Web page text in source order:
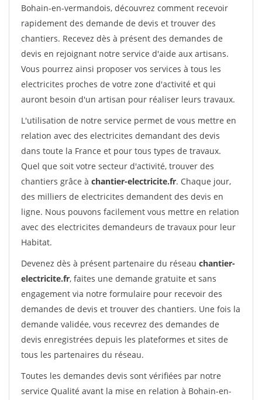
Bohain-en-vermandois, découvrez comment recevoir
rapidement des demande de devis et trouver des
chantiers. Recevez dès à présent des demandes de
devis en rejoignant notre service d'aide aux artisans.
Vous pourrez ainsi proposer vos services à tous les
electricites proches de votre zone d'activité et qui
auront besoin d'un artisan pour réaliser leurs travaux.
L'utilisation de notre service permet de vous mettre en
relation avec des electricites demandant des devis
dans toute la France et pour tous types de travaux.
Quel que soit votre secteur d'activité, trouver des
chantiers grâce à chantier-electricite.fr. Chaque jour,
des milliers de electricites demandent des devis en
ligne. Nous pouvons facilement vous mettre en relation
avec des electricites demandeurs de travaux pour leur
Habitat.
Devenez dès à présent partenaire du réseau chantier-
electricite.fr, faites une demande gratuite et sans
engagement via notre formulaire pour recevoir des
demandes de devis et trouver des chantiers. Une fois la
demande validée, vous recevrez des demandes de
devis enregistrées depuis les plateformes et sites de
tous les partenaires du réseau.
Toutes les demandes devis sont vérifiées par notre
service Qualité avant la mise en relation à Bohain-en-